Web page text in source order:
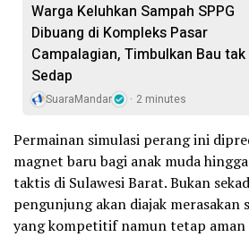
Warga Keluhkan Sampah SPPG
Dibuang di Kompleks Pasar
Campalagian, Timbulkan Bau tak
Sedap
SuaraMandar 2 minutes
Permainan simulasi perang ini
magnet baru bagi anak muda
taktis di Sulawesi Barat. Bukan
pengunjung akan diajak merasakan
yang kompetitif namun tetap aman